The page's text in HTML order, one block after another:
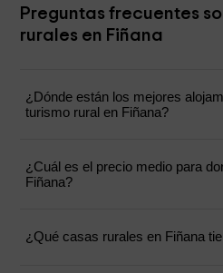
Preguntas frecuentes
rurales en Fiñana
¿Dónde están los mejores
turismo rural en Fiñana?
¿Cuál es el precio medio para
Fiñana?
¿Qué casas rurales en Fiñana